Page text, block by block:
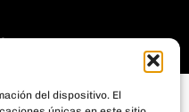
del dispositivo. El
THEGECOCOMPANY